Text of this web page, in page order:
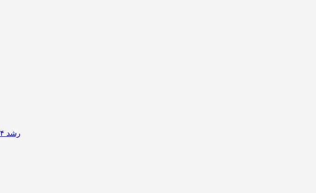
رشد ۲۴ درصدی صدور کارت‌های بازرگانی در گرگان